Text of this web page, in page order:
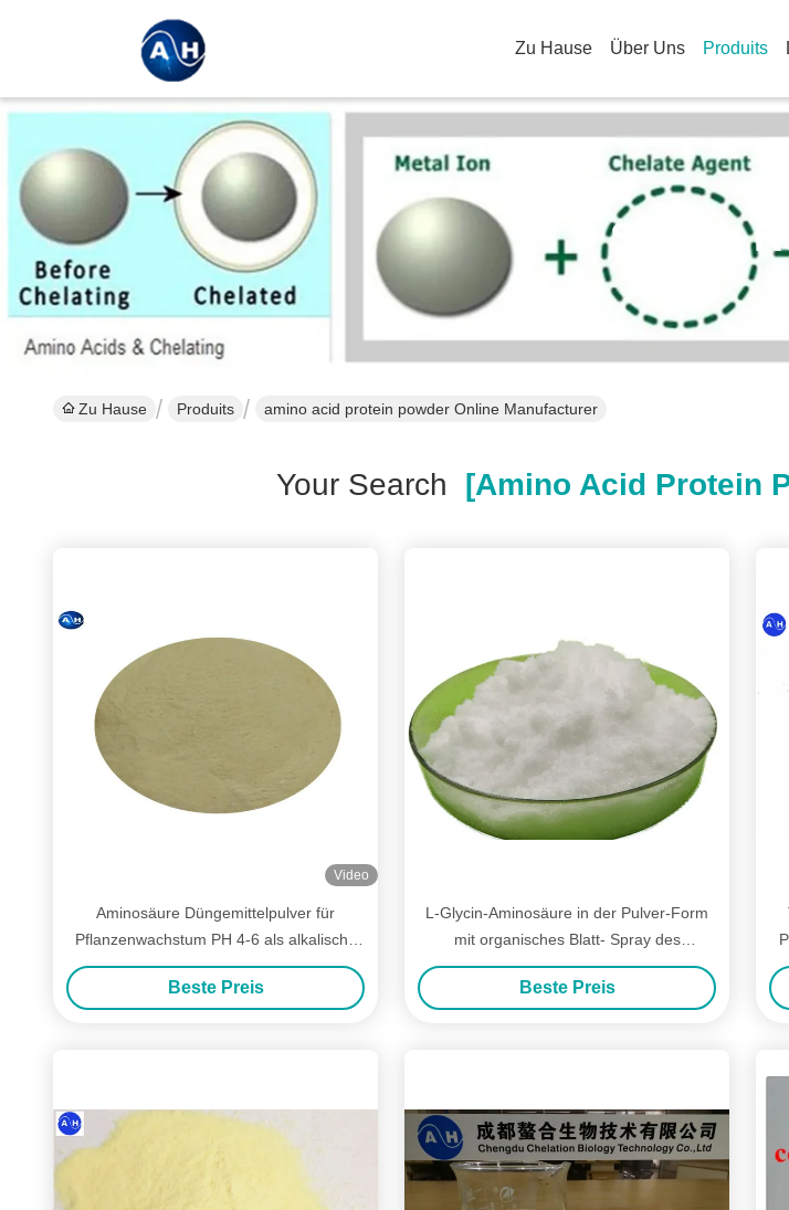
Zu Hause Über Uns Produits
Search
Zu Hause Produits amino acid protein powder Online Manufacturer
Your Search [amino Acid Protein
Video
Aminosäure Düngemittelpulver für
Pflanzenwachstum PH 4-6 als alkalische
Bodenkonditioner
Beste Preis
L-Glycin-Aminosäure in der Pulver-Form
mit organisches Blatt- Spray des
Stickstoff-18-0-0
Beste Preis